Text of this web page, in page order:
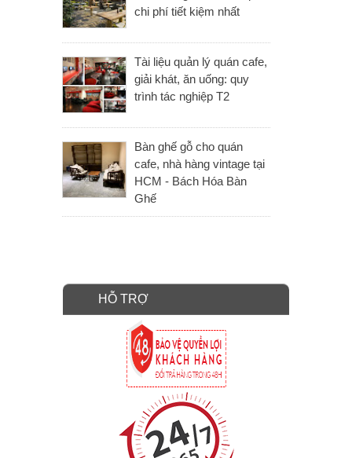
chi phí tiết kiệm nhất
Tài liệu quản lý quán cafe,
giải khát, ăn uống: quy
trình tác nghiệp T2
Bàn ghế gỗ cho quán
cafe, nhà hàng vintage tại
HCM - Bách Hóa Bàn
Ghế
HỖ TRỢ